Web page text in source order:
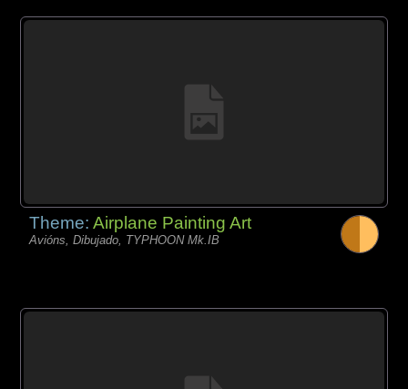
Theme:Airplane Painting Art
Avións, Dibujado, TYPHOON Mk.IB